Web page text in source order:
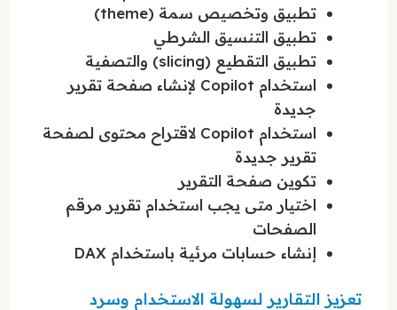
تطبيق وتخصيص سمة (theme)
تطبيق التنسيق الشرطي
تطبيق التقطيع (slicing) والتصفية
استخدام Copilot لإنشاء صفحة تقرير
جديدة
استخدام Copilot لاقتراح محتوى لصفحة
تقرير جديدة
تكوين صفحة التقرير
اختيار متى يجب استخدام تقرير مرقم
الصفحات
إنشاء حسابات مرئية باستخدام DAX
تعزيز التقارير لسهولة الاستخدام وسرد